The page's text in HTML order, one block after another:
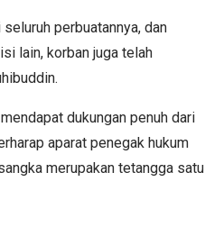
perbuatannya, dan
lain, korban juga telah
dukungan penuh dari
aparat penegak hukum
merupakan tetangga satu